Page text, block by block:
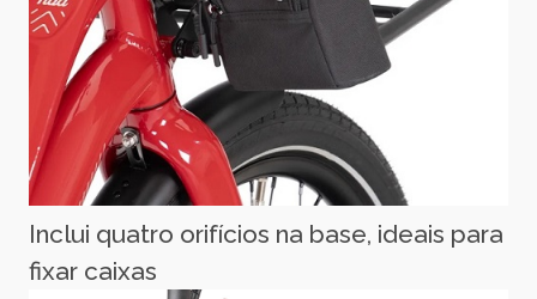
Inclui quatro orifícios na base, ideais para
fixar caixas